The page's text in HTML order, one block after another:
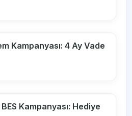
Kampanyası: 4 Ay Vade
Kampanyası: Hediye